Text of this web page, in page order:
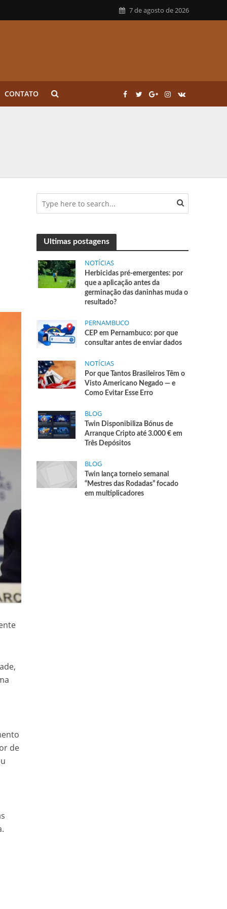
7 de agosto de 2026
CONTATO
de
Ultimas postagens
NOTÍCIAS
Herbicidas pré-emergentes: por
que a aplicação antes da
germinação das daninhas muda o
resultado?
PERNAMBUCO
CEP em Pernambuco: por que
consultar antes de enviar dados
NOTÍCIAS
Por que Tantos Brasileiros Têm o
Visto Americano Negado — e
Como Evitar Esse Erro
BLOG
Twin Disponibiliza Bónus de
Arranque Cripto até 3.000 € em
Três Depósitos
BLOG
Twin lança torneio semanal
“Mestres das Rodadas” focado
em multiplicadores